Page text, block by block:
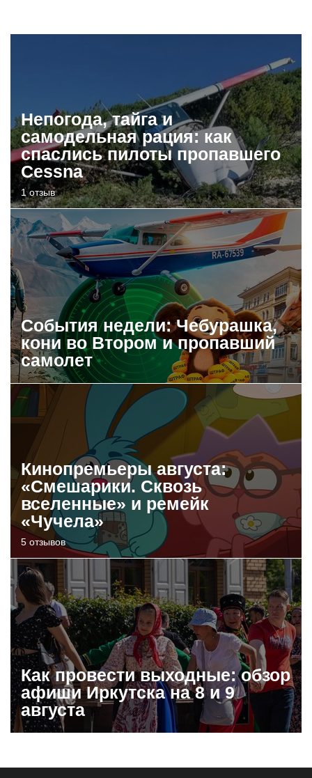
Непогода, тайга и
самодельная рация: как
спаслись пилоты пропавшего
Cessna
1 отзыв
События недели: Чебурашка,
кони во Втором и пропавший
самолет
Кинопремьеры августа:
«Смешарики. Сквозь
вселенные» и ремейк
«Чучела»
5 отзывов
Как провести выходные: обзор
афиши Иркутска на 8 и 9
августа